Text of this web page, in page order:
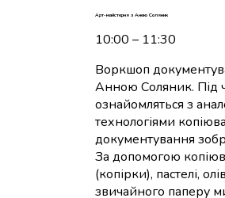
Арт-майстерня з Анею Соляник
10:00 – 11:30
Воркшоп
Анною Соляник. Під
ознайомляться з
технологіями
документування
За допомогою
(копірки), пастелі,
звичайного паперу